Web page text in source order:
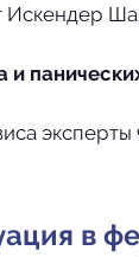
Искендер
и
в